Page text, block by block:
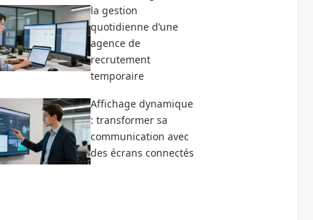
la gestion
quotidienne d’une
agence de
recrutement
temporaire
Affichage dynamique
: transformer sa
communication avec
des écrans connectés